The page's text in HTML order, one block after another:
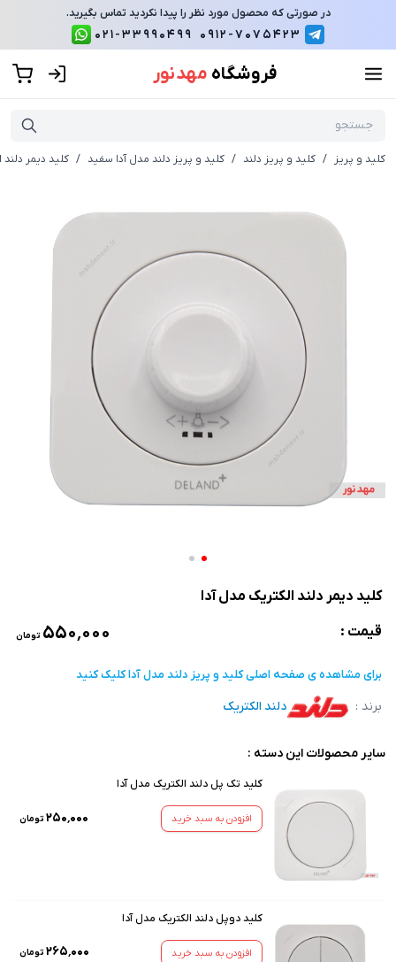
در صورتی که محصول مورد نظر را پیدا نکردید تماس بگیرید.
0912-7075423
021-33990499
فروشگاه مهد نور
کلید و پریز / کلید و پریز دلند / کلید و پریز دلند مدل آدا سفید / کلید دیمر
کلید دیمر دلند الکتریک مدل آدا
قیمت :
۵۵۰٬۰۰۰ تومان
برای مشاهده ی صفحه اصلیکلید و پریز دلند مدل آداکلیک کنید
برند : دلند الکتریک
سایر محصولات این دسته :
کلید تک پل دلند الکتریک مدل آدا
افزودن به سبد خرید ۲۵۰٬۰۰۰ تومان
کلید دوپل دلند الکتریک مدل آدا
افزودن به سبد خرید ۲۶۵٬۰۰۰ تومان